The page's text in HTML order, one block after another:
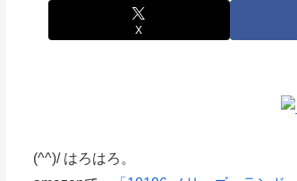
X
(^^)/ はろはろ。